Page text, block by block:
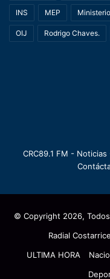
INS MEP
OIJ Rodrigo Chaves.
CRC89.1 FM -
© Copyright 2026,
Radial
ULTIMA HORA